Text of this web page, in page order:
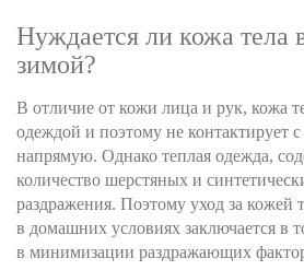
Нуждается ли кожа тела
зимой?
В отличие от кожи лица и рук, кожа
одеждой и поэтому не контактирует
напрямую. Однако теплая одежда,
количество шерстяных и
раздражения. Поэтому уход за кожей
в домашних условиях заключается в
в минимизации раздражающих